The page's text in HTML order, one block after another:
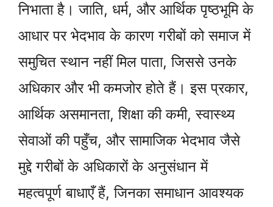
निभाता है। जाति, धर्म, और आर्थिक पृष्ठभूमि के
आधार पर भेदभाव के कारण गरीबों को समाज में
समुचित स्थान नहीं मिल पाता, जिससे उनके
अधिकार और भी कमजोर होते हैं। इस प्रकार,
आर्थिक असमानता, शिक्षा की कमी, स्वास्थ्य
सेवाओं की पहुँच, और सामाजिक भेदभाव जैसे
मुद्दे गरीबों के अधिकारों के अनुसंधान में
महत्वपूर्ण बाधाएँ हैं, जिनका समाधान आवश्यक